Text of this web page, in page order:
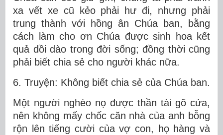
xa vết xe cũ kẻo phải hư đi, nhưng phải
trung thành với hồng ân Chúa ban, bằng
cách làm cho ơn Chúa được sinh hoa kết
quả dồi dào trong đời sống; đồng thời cũng
phải biết chia sẻ cho người khác nữa.
6. Truyện: Không biết chia sẻ của Chúa ban.
Một người nghèo nọ được thần tài gõ cửa,
nên không mấy chốc căn nhà của anh bỗng
rộn lên tiếng cười của vợ con, họ hàng và